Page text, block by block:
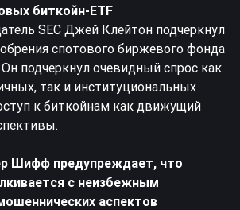
биткойн-ETF
SEC Джей Клейтон подчеркнул
спотового биржевого фонда
подчеркнул очевидный спрос как
так и институциональных
к биткойнам как движущий
Шифф предупреждает, что
с неизбежным
аспектов